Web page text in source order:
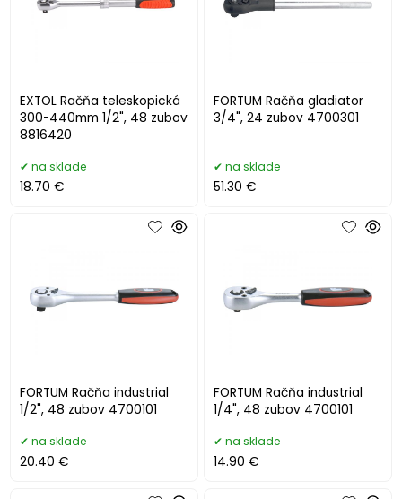
EXTOL Račňa teleskopická
300-440mm 1/2", 48 zubov
8816420
na sklade
18.70 €
FORTUM Račňa gladiator
3/4", 24 zubov 4700301
na sklade
51.30 €
FORTUM Račňa industrial
1/2", 48 zubov 4700101
na sklade
20.40 €
FORTUM Račňa industrial
1/4", 48 zubov 4700101
na sklade
14.90 €